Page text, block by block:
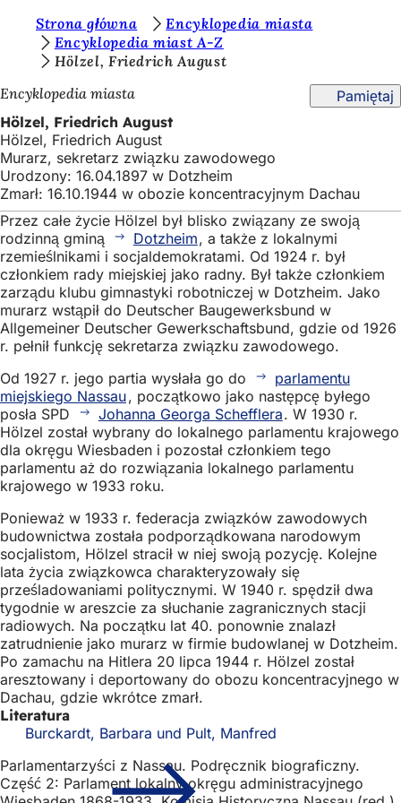
Przejdź do treści
s
t
e
ś
t
u
t
a
j
:
Strona główna
Encyklopedia miasta
Encyklopedia miast A-Z
Hölzel, Friedrich August
Encyklopedia miasta
Pamiętaj
Hölzel, Friedrich August
Hölzel, Friedrich August
Murarz, sekretarz związku zawodowego
Urodzony: 16.04.1897 w Dotzheim
Zmarł: 16.10.1944 w obozie koncentracyjnym Dachau
Przez całe życie Hölzel był blisko związany ze swoją
rodzinną gminą
Dotzheim, a także z lokalnymi
rzemieślnikami i socjaldemokratami. Od 1924 r. był
członkiem rady miejskiej jako radny. Był także członkiem
zarządu klubu gimnastyki robotniczej w Dotzheim. Jako
murarz wstąpił do Deutscher Baugewerksbund w
Allgemeiner Deutscher Gewerkschaftsbund, gdzie od 1926
r. pełnił funkcję sekretarza związku zawodowego.
Od 1927 r. jego partia wysłała go do
parlamentu
miejskiego Nassau, początkowo jako następcę byłego
posła SPD
Johanna Georga Schefflera. W 1930 r.
Hölzel został wybrany do lokalnego parlamentu krajowego
dla okręgu Wiesbaden i pozostał członkiem tego
parlamentu aż do rozwiązania lokalnego parlamentu
krajowego w 1933 roku.
Ponieważ w 1933 r. federacja związków zawodowych
budownictwa została podporządkowana narodowym
socjalistom, Hölzel stracił w niej swoją pozycję. Kolejne
lata życia związkowca charakteryzowały się
prześladowaniami politycznymi. W 1940 r. spędził dwa
tygodnie w areszcie za słuchanie zagranicznych stacji
radiowych. Na początku lat 40. ponownie znalazł
zatrudnienie jako murarz w firmie budowlanej w Dotzheim.
Po zamachu na Hitlera 20 lipca 1944 r. Hölzel został
aresztowany i deportowany do obozu koncentracyjnego w
Dachau, gdzie wkrótce zmarł.
Literatura
Burckardt, Barbara und Pult, Manfred
Parlamentarzyści z Nassau. Podręcznik biograficzny.
Część 2: Parlament lokalny okręgu administracyjnego